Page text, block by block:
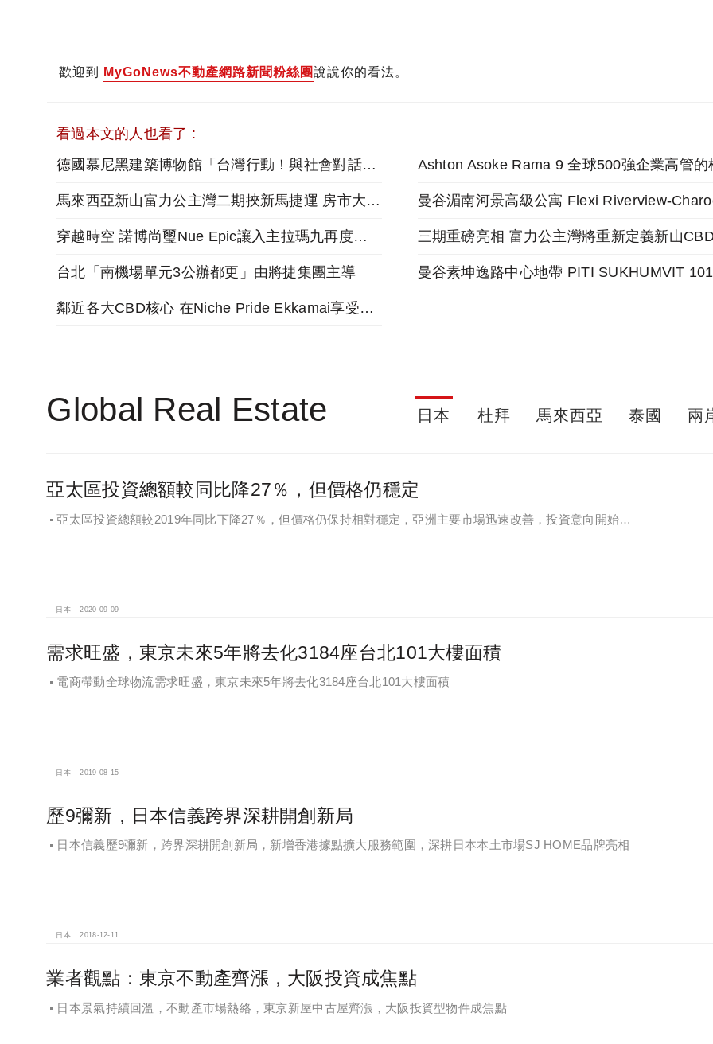
歡迎到 MyGoNews不動產網路新聞粉絲團說說你的看法。
看過本文的人也看了 :
德國慕尼黑建築博物館「台灣行動！與社會對話的建築」線上開幕
馬來西亞新山富力公主灣二期挾新馬捷運 房市大利多
穿越時空 諾博尚璽Nue Epic讓入主拉瑪九再度成為可能
台北「南機場單元3公辦都更」由將捷集團主導
鄰近各大CBD核心 在Niche Pride Ekkamai享受質感生活
Global Real Estate 日本 杜拜 馬來西亞 泰國 兩
亞太區投資總額較同比降27％，但價格仍穩定
亞太區投資總額較2019年同比下降27％，但價格仍保持相對穩定，亞洲主要市場迅速改善，投資意向開始顯
日本 2020-09-09
需求旺盛，東京未來5年將去化3184座台北101大樓面積
電商帶動全球物流需求旺盛，東京未來5年將去化3184座台北101大樓面積
日本 2019-08-15
歷9彌新，日本信義跨界深耕開創新局
日本信義歷9彌新，跨界深耕開創新局，新增香港據點擴大服務範圍，深耕日本本土市場SJ HOME品牌亮相
日本 2018-12-11
業者觀點：東京不動產齊漲，大阪投資成焦點
日本景氣持續回溫，不動產市場熱絡，東京新屋中古屋齊漲，大阪投資型物件成焦點